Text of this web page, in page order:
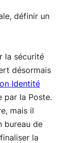
définir un
la sécurité
désormais
Identité
par la Poste.
mais il
bureau de
la